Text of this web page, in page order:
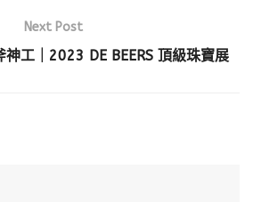
Next Post
工｜2023 DE BEERS 頂級珠寶展